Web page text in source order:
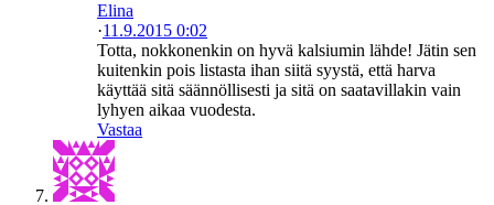
Elina
·11.9.2015 0:02
Totta, nokkonenkin on hyvä kalsiumin lähde! Jätin sen
kuitenkin pois listasta ihan siitä syystä, että harva
käyttää sitä säännöllisesti ja sitä on saatavillakin vain
lyhyen aikaa vuodesta.
Vastaa